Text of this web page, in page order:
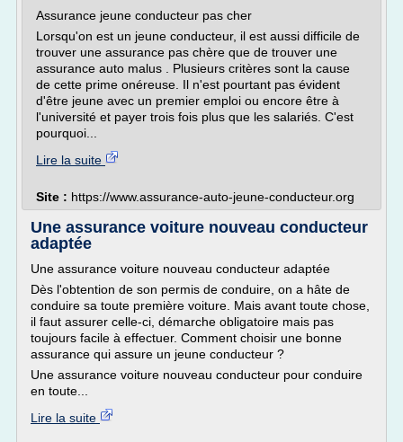
Assurance jeune conducteur pas cher
Lorsqu'on est un jeune conducteur, il est aussi difficile de
trouver une assurance pas chère que de trouver une
assurance auto malus . Plusieurs critères sont la cause
de cette prime onéreuse. Il n'est pourtant pas évident
d'être jeune avec un premier emploi ou encore être à
l'université et payer trois fois plus que les salariés. C'est
pourquoi...
Lire la suite
Site : https://www.assurance-auto-jeune-conducteur.org
Une assurance voiture nouveau conducteur
adaptée
Une assurance voiture nouveau conducteur adaptée
Dès l'obtention de son permis de conduire, on a hâte de
conduire sa toute première voiture. Mais avant toute chose,
il faut assurer celle-ci, démarche obligatoire mais pas
toujours facile à effectuer. Comment choisir une bonne
assurance qui assure un jeune conducteur ?
Une assurance voiture nouveau conducteur pour conduire
en toute...
Lire la suite